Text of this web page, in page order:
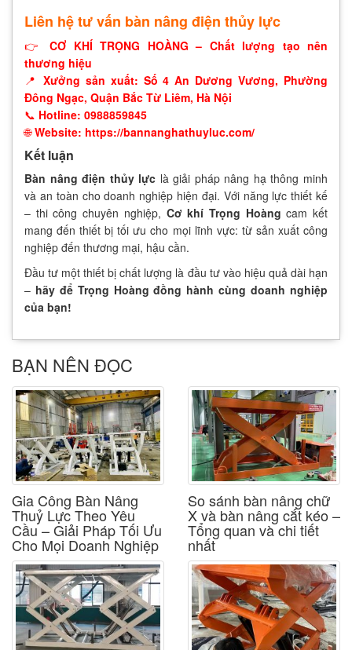
Liên hệ tư vấn bàn nâng điện thủy lực
👉 CƠ KHÍ TRỌNG HOÀNG – Chất lượng tạo nên
thương hiệu
📍 Xưởng sản xuất: Số 4 An Dương Vương, Phường
Đông Ngạc, Quận Bắc Từ Liêm, Hà Nội
📞 Hotline: 0988859845
🌐Website: https://bannanghathuyluc.com/
Kết luận
Bàn nâng điện thủy lực là giải pháp nâng hạ thông minh
và an toàn cho doanh nghiệp hiện đại. Với năng lực thiết kế
– thi công chuyên nghiệp, Cơ khí Trọng Hoàng cam kết
mang đến thiết bị tối ưu cho mọi lĩnh vực: từ sản xuất công
nghiệp đến thương mại, hậu cần.
Đầu tư một thiết bị chất lượng là đầu tư vào hiệu quả dài hạn
– hãy để Trọng Hoàng đồng hành cùng doanh nghiệp
của bạn!
BẠN NÊN ĐỌC
Gia Công Bàn Nâng
Thuỷ Lực Theo Yêu
Cầu – Giải Pháp Tối Ưu
Cho Mọi Doanh Nghiệp
So sánh bàn nâng chữ
X và bàn nâng cắt kéo –
Tổng quan và chi tiết
nhất